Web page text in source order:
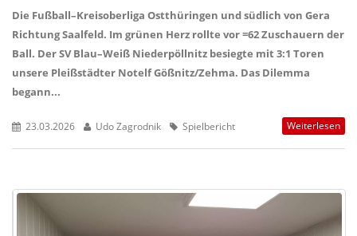
Die Fußball–Kreisoberliga Ostthüringen und südlich von Gera
Richtung Saalfeld. Im grünen Herz rollte vor =62 Zuschauern der
Ball. Der SV Blau–Weiß Niederpöllnitz besiegte mit 3:1 Toren
unsere Pleißstädter Notelf Gößnitz/Zehma. Das Dilemma
begann...
23.03.2026 Udo Zagrodnik Spielbericht Weiterlesen